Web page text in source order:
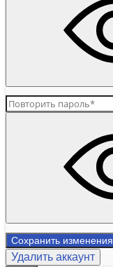
Сохранить изменения
Удалить аккаунт